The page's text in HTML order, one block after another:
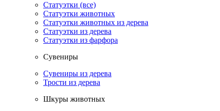
Статуэтки (все)
Статуэтки животных
Статуэтки животных из дерева
Статуэтки из дерева
Статуэтки из фарфора
Сувениры
Сувениры из дерева
Трости из дерева
Шкуры животных